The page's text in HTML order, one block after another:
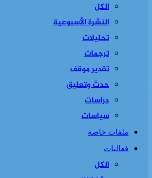
الكل
النشرة الأسبوعية
تحليلات
ترجمات
تقدير موقف
حدث وتعليق
دراسات
سياسات
ملفات خاصة
فعاليات
الكل